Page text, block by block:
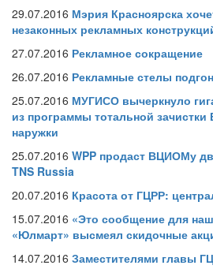
29.07.2016 Мэрия Красноярска
незаконных рекламных
27.07.2016 Рекламное сокращение
26.07.2016 Рекламные стелы
25.07.2016 МУГИСО вычеркнуло
из программы тотальной зачистки
наружки
25.07.2016 WPP продаст ВЦИОМу
TNS Russia
20.07.2016 Красота от ГЦРР:
15.07.2016 «Это сообщение для
«Юлмарт» высмеял скидочные
14.07.2016 Заместителями главы